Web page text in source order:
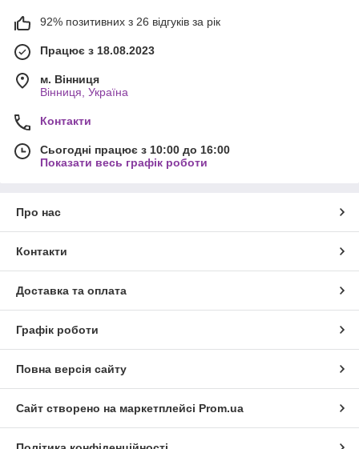
92% позитивних з 26 відгуків за рік
Працює з 18.08.2023
м. Вінниця
Вінниця, Україна
Контакти
Сьогодні працює з 10:00 до 16:00
Показати весь графік роботи
Про нас
Контакти
Доставка та оплата
Графік роботи
Повна версія сайту
Сайт створено на маркетплейсі Prom.ua